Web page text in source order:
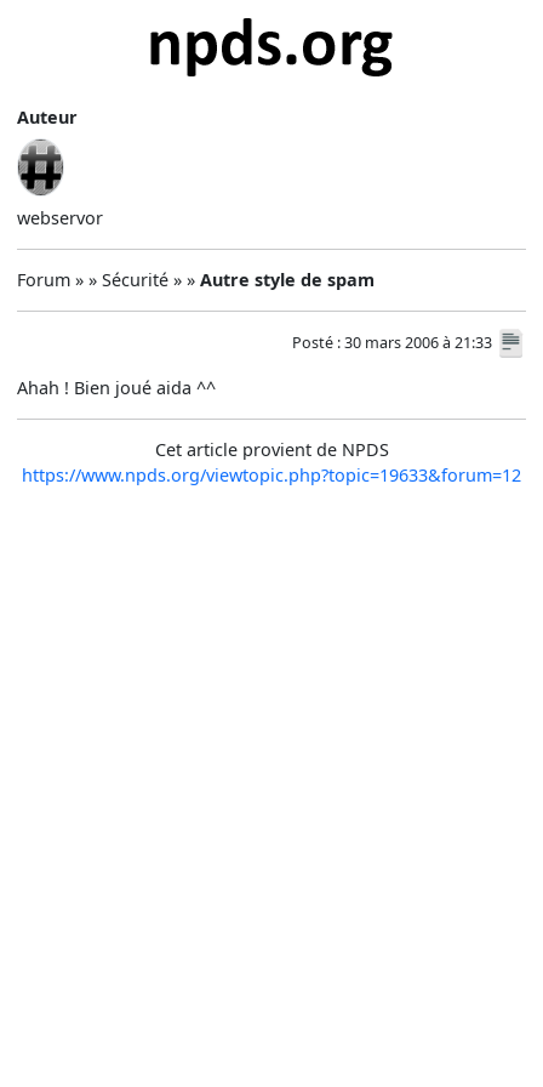
Auteur
webservor
Forum » » Sécurité » »Autre style de spam
Posté : 30 mars 2006 à 21:33
Ahah ! Bien joué aida ^^
Cet article provient de NPDS
https://www.npds.org/viewtopic.php?topic=19633&forum=12